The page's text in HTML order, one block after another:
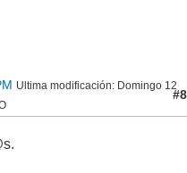
Ultima modificación: Domingo 12
#8